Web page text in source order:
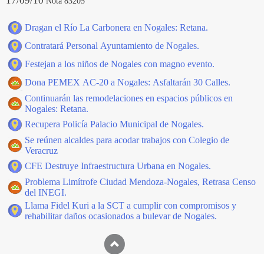
Dragan el Río La Carbonera en Nogales: Retana.
Contratará Personal Ayuntamiento de Nogales.
Festejan a los niños de Nogales con magno evento.
Dona PEMEX AC-20 a Nogales: Asfaltarán 30 Calles.
Continuarán las remodelaciones en espacios públicos en
Nogales: Retana.
Recupera Policía Palacio Municipal de Nogales.
Se reúnen alcaldes para acodar trabajos con Colegio de
Veracruz
CFE Destruye Infraestructura Urbana en Nogales.
Problema Limítrofe Ciudad Mendoza-Nogales, Retrasa Censo
del INEGI.
Llama Fidel Kuri a la SCT a cumplir con compromisos y
rehabilitar daños ocasionados a bulevar de Nogales.